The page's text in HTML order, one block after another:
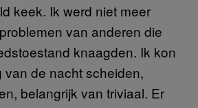
keek. Ik werd niet meer
van anderen die
knaagden. Ik kon
van de nacht scheiden,
belangrijk van triviaal. Er